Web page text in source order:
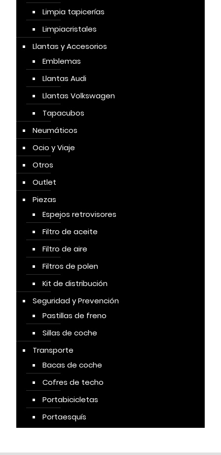
Limpia tapicerías
Limpiacristales
Llantas y Accesorios
Emblemas
Llantas Audi
Llantas Volkswagen
Tapacubos
Neumáticos
Ocio y Viaje
Otros
Outlet
Piezas
Espejos retrovisores
Filtro de aceite
Filtro de aire
Filtros de polen
Kit de distribución
Seguridad y Prevención
Pastillas de freno
Sillas de coche
Transporte
Bacas de coche
Cofres de techo
Portabicicletas
Portaesquís